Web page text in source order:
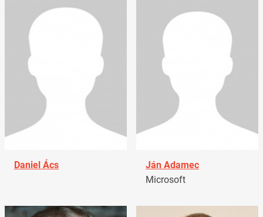
Daniel Ács
Ján Adamec
Microsoft